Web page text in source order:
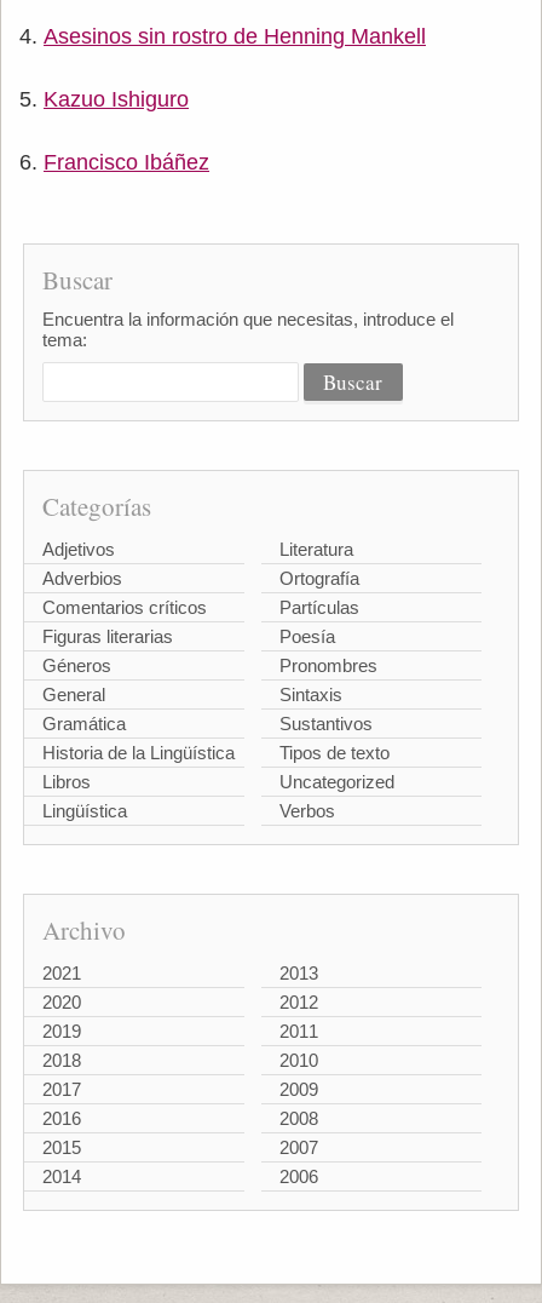
Asesinos sin rostro de Henning Mankell
Kazuo Ishiguro
Francisco Ibáñez
Buscar
Encuentra la información que necesitas, introduce el
tema:
Categorías
Adjetivos
Adverbios
Comentarios críticos
Figuras literarias
Géneros
General
Gramática
Historia de la Lingüística
Libros
Lingüística
Literatura
Ortografía
Partículas
Poesía
Pronombres
Sintaxis
Sustantivos
Tipos de texto
Uncategorized
Verbos
Archivo
2021
2020
2019
2018
2017
2016
2015
2014
2013
2012
2011
2010
2009
2008
2007
2006